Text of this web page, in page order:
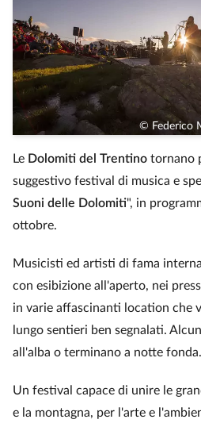
© Federico
Le Dolomiti del Trentino tornano
suggestivo festival di musica e
Suoni delle Dolomiti", in
ottobre.
Musicisti ed artisti di fama
con esibizione all'aperto, nei
in varie affascinanti location che
lungo sentieri ben segnalati.
all'alba o terminano a notte fonda.
Un festival capace di unire le
e la montagna, per l'arte e